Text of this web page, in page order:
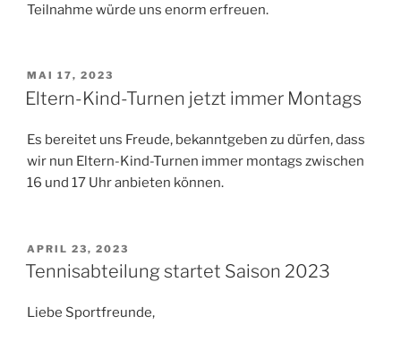
Teilnahme würde uns enorm erfreuen.
VERÖFFENTLICHT
AM
MAI 17, 2023
Eltern-Kind-Turnen jetzt immer Montags
Es bereitet uns Freude, bekanntgeben zu dürfen, dass
wir nun Eltern-Kind-Turnen immer montags zwischen
16 und 17 Uhr anbieten können.
VERÖFFENTLICHT
AM
APRIL 23, 2023
Tennisabteilung startet Saison 2023
Liebe Sportfreunde,